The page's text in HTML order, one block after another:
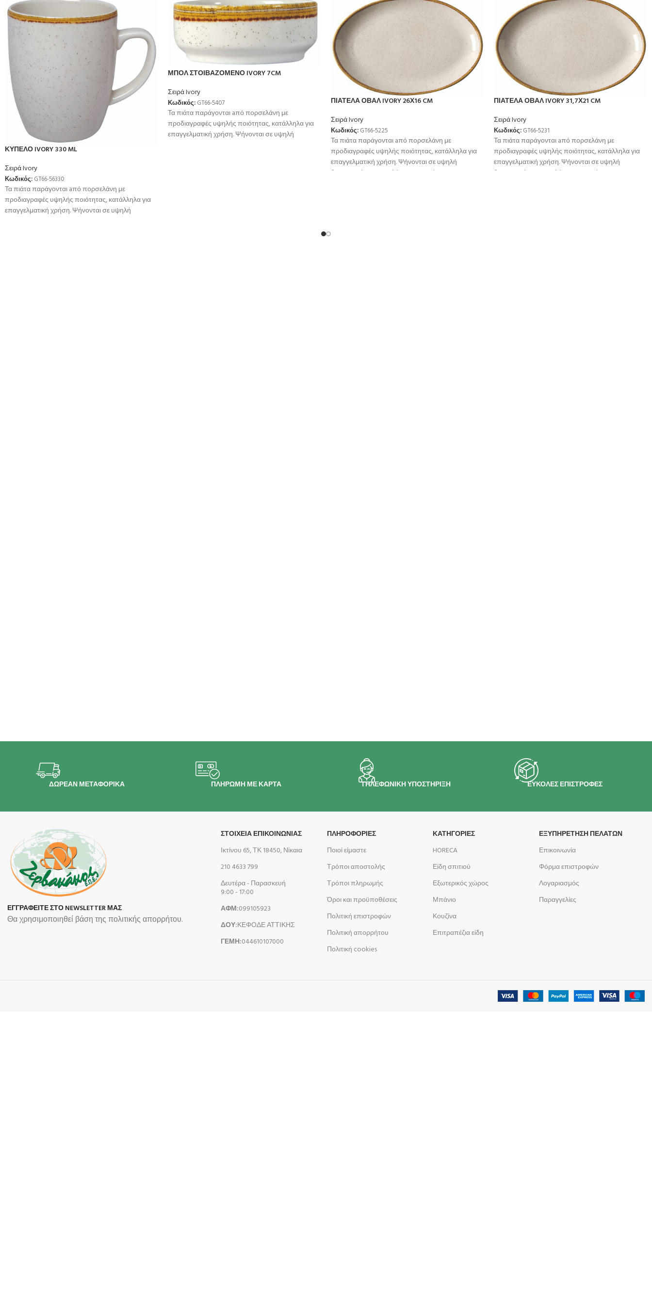
ΚΥΠΕΛΟ IVORY 330 ML
Σειρά Ivory
Κωδικός: GT66-56330
Τα πιάτα παράγονται aπό πορσελάνη με
προδιαγραφές υψηλής ποιότητας, κατάλληλα για
επαγγελματική χρήση. Ψήνονται σε υψηλή
ΜΠΟΛ ΣΤΟΙΒΑΖΟΜΕΝΟ IVORY 7CM
Σειρά Ivory
Κωδικός: GT66-5407
Τα πιάτα παράγονται aπό πορσελάνη με
προδιαγραφές υψηλής ποιότητας, κατάλληλα για
επαγγελματική χρήση. Ψήνονται σε υψηλή
ΠΙΑΤΕΛΑ ΟΒΑΛ IVORY 26Χ16 CM
Σειρά Ivory
Κωδικός: GT66-5225
Τα πιάτα παράγονται aπό πορσελάνη με
προδιαγραφές υψηλής ποιότητας, κατάλληλα για
επαγγελματική χρήση. Ψήνονται σε υψηλή
θερμοκρσία για μεγαλύτερη αντοχή
ΠΙΑΤΕΛΑ ΟΒΑΛ IVORY 31,7Χ21 CM
Σειρά Ivory
Κωδικός: GT66-5231
Τα πιάτα παράγονται aπό πορσελάνη με
προδιαγραφές υψηλής ποιότητας, κατάλληλα για
επαγγελματική χρήση. Ψήνονται σε υψηλή
θερμοκρσία για μεγαλύτερη αντοχή
ΔΩΡΕΑΝ ΜΕΤΑΦΟΡΙΚΑ ΠΛΗΡΩΜΗ ΜΕ ΚΑΡΤΑ ΤΗΛΕΦΩΝΙΚΗ ΥΠΟΣΤΗΡΙΞΗ ΕΥΚΟΛΕΣ ΕΠΙΣΤΡΟΦΕΣ
ΕΓΓΡΑΦΕΙΤΕ ΣΤΟ NEWSLETTER ΜΑΣ
Θα χρησιμοποιηθεί βάση της πολιτικής απορρήτου.
ΣΤΟΙΧΕΙΑ ΕΠΙΚΟΙΝΩΝΙΑΣ
Ικτίνου 65, ΤΚ 18450, Νίκαια
210 4633 799
Δευτέρα - Παρασκευή
9:00 - 17:00
ΑΦΜ:099105923
ΔΟΥ:ΚΕΦΟΔΕ ΑΤΤΙΚΗΣ
ΓΕΜΗ:044610107000
ΠΛΗΡΟΦΟΡΊΕΣ
Ποιοί είμαστε
Τρόποι αποστολής
Τρόποι πληρωμής
Όροι και προϋποθέσεις
Πολιτική επιστροφών
Πολιτική απορρήτου
Πολιτική cookies
ΚΑΤΗΓΟΡΙΕΣ
HORECA
Είδη σπιτιού
Εξωτερικός χώρος
Μπάνιο
Κουζίνα
Επιτραπέζια είδη
ΕΞΥΠΗΡΕΤΗΣΗ ΠΕΛΑΤΩΝ
Επικοινωνία
Φόρμα επιστροφών
Λογαριασμός
Παραγγελίες